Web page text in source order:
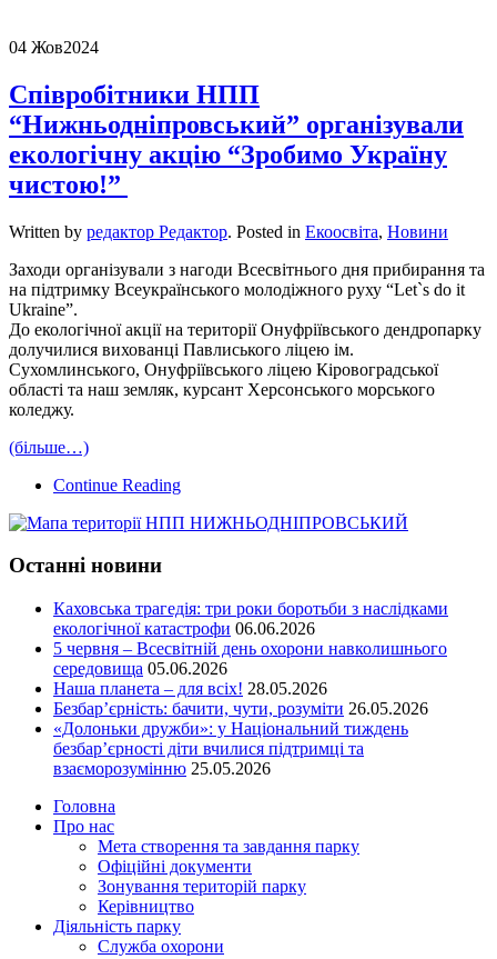
04 Жов2024
Співробітники НПП
“Нижньодніпровський” організували
екологічну акцію “Зробимо Україну
чистою!”
Written by редактор Редактор. Posted in Екоосвіта, Новини
Заходи організували з нагоди Всесвітнього дня прибирання та
на підтримку Всеукраїнського молодіжного руху “Let`s do it
Ukraine”.
До екологічної акції на території Онуфріївського дендропарку
долучилися вихованці Павлиського ліцею ім.
Сухомлинського, Онуфріївського ліцею Кіровоградської
області та наш земляк, курсант Херсонського морського
коледжу.
(більше…)
Continue Reading
Останні новини
Каховська трагедія: три роки боротьби з наслідками
екологічної катастрофи 06.06.2026
5 червня – Всесвітній день охорони навколишнього
середовища 05.06.2026
Наша планета – для всіх! 28.05.2026
Безбар’єрність: бачити, чути, розуміти 26.05.2026
«Долоньки дружби»: у Національний тиждень
безбар’єрності діти вчилися підтримці та
взаєморозумінню 25.05.2026
Головна
Про нас
Мета створення та завдання парку
Офіційні документи
Зонування територій парку
Керівництво
Діяльність парку
Служба охорони